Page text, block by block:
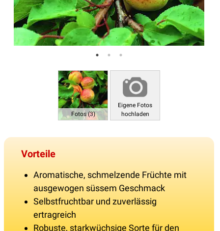
Fotos (3)
Eigene Fotos
hochladen
Vorteile
Aromatische, schmelzende Früchte mit
ausgewogen süssem Geschmack
Selbstfruchtbar und zuverlässig
ertragreich
Robuste, starkwüchsige Sorte für den